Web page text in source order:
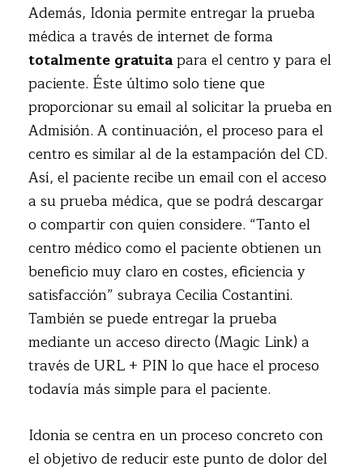
Además, Idonia permite entregar la prueba
médica a través de internet de forma
totalmente gratuitapara el centro y para el
paciente. Éste último solo tiene que
proporcionar su email al solicitar la prueba en
Admisión. A continuación, el proceso para el
centro es similar al de la estampación del CD.
Así, el paciente recibe un email con el acceso
a su prueba médica, que se podrá descargar
o compartir con quien considere. “Tanto el
centro médico como el paciente obtienen un
beneficio muy claro en costes, eficiencia y
satisfacción” subraya Cecilia Costantini.
También se puede entregar la prueba
mediante un acceso directo (Magic Link) a
través de URL + PIN lo que hace el proceso
todavía más simple para el paciente.
Idonia se centra en un proceso concreto con
el objetivo de reducir este punto de dolor del